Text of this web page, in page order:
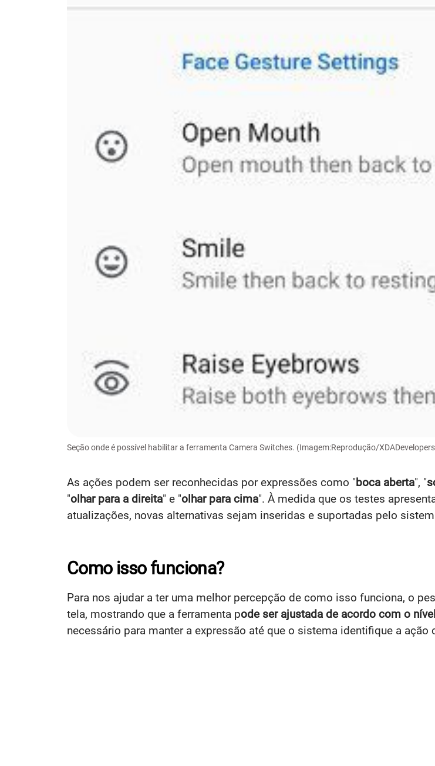
Seção onde é possível habilitar a ferramenta Camera Switches. (Imagem:Reprodução/
As ações podem ser reconhecidas por expressões como "boca aberta", "
"olhar para a direita" e "olhar para cima". À medida que os testes
atualizações, novas alternativas sejam inseridas e suportadas pelo
Como isso funciona?
Para nos ajudar a ter uma melhor percepção de como isso funciona, o
tela, mostrando que a ferramenta pode ser ajustada de acordo com o
necessário para manter a expressão até que o sistema identifique a ação